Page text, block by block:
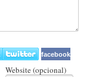
facebook
Website (opcional)